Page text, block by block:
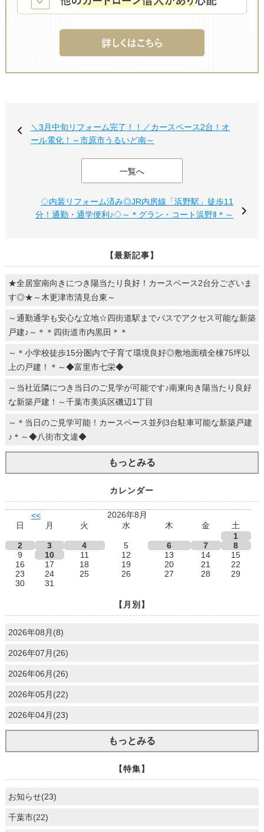
＼3月中旬リフォーム完了！！／カースペース2台！オ
ール電化！～市原市うるいど南～
一覧へ
◇内装リフォーム済み◎JR内房線「浜野駅」徒歩11
分！通勤・通学便利♪◇～＊グラン・コート浜野Ⅱ＊～
【最新記事】
★全居室南向きにつき陽当たり良好！カースペース2台分ございま
す◎★～木更津市清見台東～
～通勤通学も安心な立地☆四街道駅までバスでアクセス可能な新築
戸建♪～＊＊四街道市内黒田＊＊
～＊小学校徒歩15分圏内で子育て環境良好◎敷地面積全棟75坪以
上の戸建！＊～◆富里市七栄◆
～当社近隣につき当日のご見学が可能です♪南東向き陽当たり良好
な新築戸建！～千葉市美浜区磯辺1丁目
～＊当日のご見学可能！カースペース並列3台駐車可能な新築戸建
♪＊～◆八街市文違◆
もっとみる
カレンダー
<<
2026年8月
日
月 火 水 木 金
土
1
2
3 4 5 6 7
8
9
10 11 12 13 14
15
16
17 18 19 20 21
22
23
24 25 26 27 28
29
30
31
【月別】
2026年08月(8)
2026年07月(26)
2026年06月(26)
2026年05月(22)
2026年04月(23)
もっとみる
【特集】
お知らせ(23)
千葉市(22)